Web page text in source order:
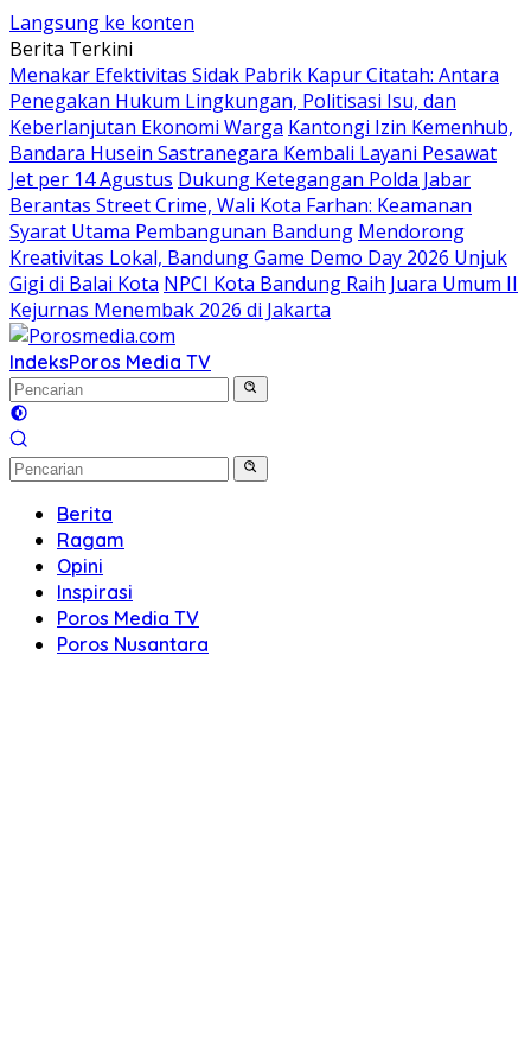
Langsung ke konten
Berita Terkini
Menakar Efektivitas Sidak Pabrik Kapur Citatah: Antara
Penegakan Hukum Lingkungan, Politisasi Isu, dan
Keberlanjutan Ekonomi Warga Kantongi Izin Kemenhub,
Bandara Husein Sastranegara Kembali Layani Pesawat
Jet per 14 Agustus Dukung Ketegangan Polda Jabar
Berantas Street Crime, Wali Kota Farhan: Keamanan
Syarat Utama Pembangunan Bandung Mendorong
Kreativitas Lokal, Bandung Game Demo Day 2026 Unjuk
Gigi di Balai Kota NPCI Kota Bandung Raih Juara Umum II
Kejurnas Menembak 2026 di Jakarta
IndeksPoros Media TV
Berita
Ragam
Opini
Inspirasi
Poros Media TV
Poros Nusantara